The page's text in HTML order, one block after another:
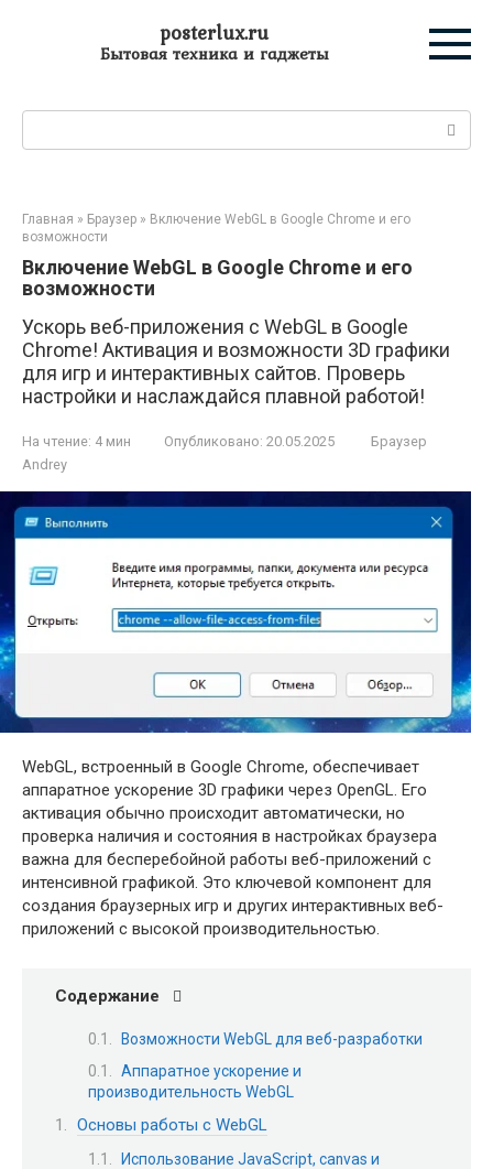
posterlux.ru
Бытовая техника и гаджеты
Главная » Браузер » Включение WebGL в Google Chrome и его
возможности
Включение WebGL в Google Chrome и его
возможности
Ускорь веб-приложения с WebGL в Google
Chrome! Активация и возможности 3D графики
для игр и интерактивных сайтов. Проверь
настройки и наслаждайся плавной работой!
На чтение: 4 мин Опубликовано: 20.05.2025
Браузер
Andrey
WebGL, встроенный в Google Chrome, обеспечивает
аппаратное ускорение 3D графики через OpenGL. Его
активация обычно происходит автоматически, но
проверка наличия и состояния в настройках браузера
важна для бесперебойной работы веб-приложений с
интенсивной графикой. Это ключевой компонент для
создания браузерных игр и других интерактивных веб-
приложений с высокой производительностью.
Содержание
Возможности WebGL для веб-разработки
Аппаратное ускорение и
производительность WebGL
Основы работы с WebGL
Использование JavaScript, canvas и